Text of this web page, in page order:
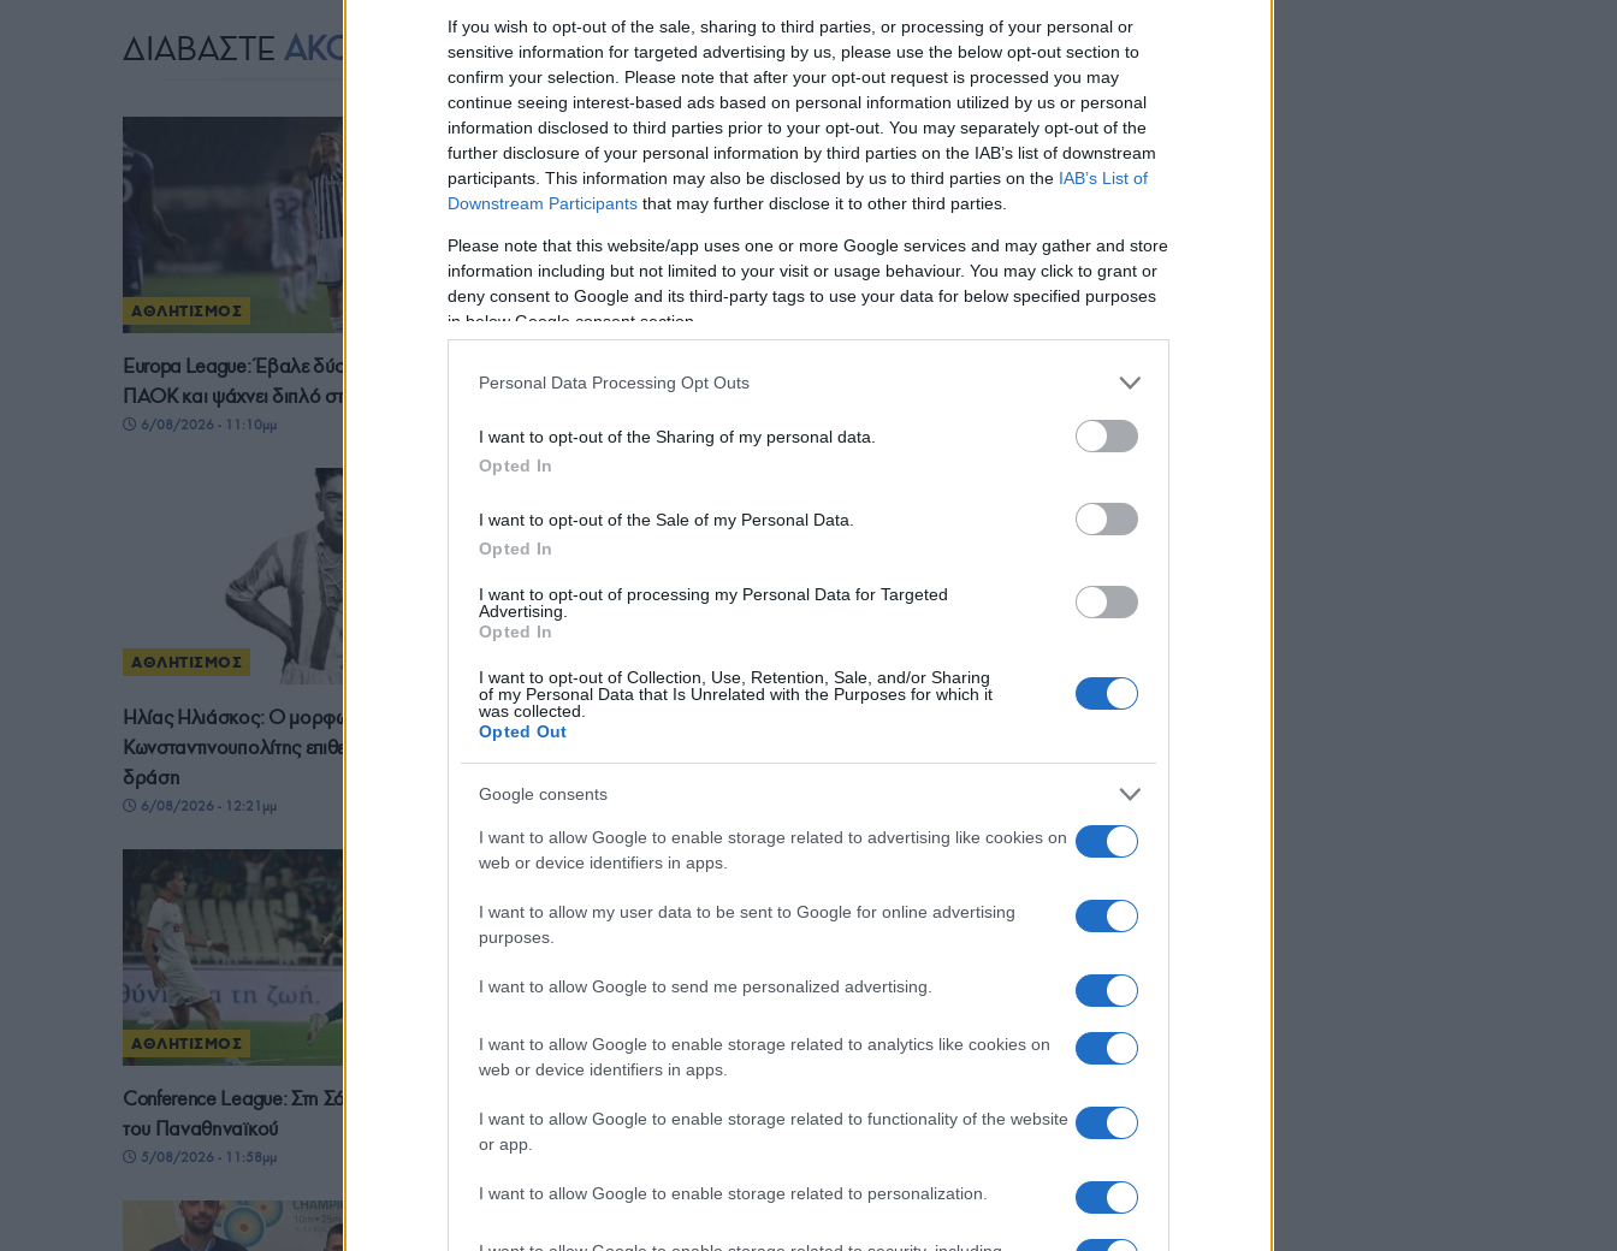
If you wish to opt-out of the sale, sharing to third parties, or processing of your personal or
sensitive information for targeted advertising by us, please use the below opt-out section to
confirm your selection. Please note that after your opt-out request is processed you may
continue seeing interest-based ads based on personal information utilized by us or personal
information disclosed to third parties prior to your opt-out. You may separately opt-out of the
further disclosure of your personal information by third parties on the IAB’s list of downstream
participants. This information may also be disclosed by us to third parties on the IAB’s List of
Downstream Participants that may further disclose it to other third parties.
Please note that this website/app uses one or more Google services and may gather and store
information including but not limited to your visit or usage behaviour. You may click to grant or
deny consent to Google and its third-party tags to use your data for below specified purposes
in below Google consent section.
Personal Data Processing Opt Outs
I want to opt-out of the Sharing of my personal data.
Opted In
I want to opt-out of the Sale of my Personal Data.
Opted In
I want to opt-out of processing my Personal Data for Targeted
Advertising.
Opted In
I want to opt-out of Collection, Use, Retention, Sale, and/or Sharing
of my Personal Data that Is Unrelated with the Purposes for which it
was collected.
Opted Out
Google consents
I want to allow Google to enable storage related to advertising like cookies on
web or device identifiers in apps.
I want to allow my user data to be sent to Google for online advertising
purposes.
I want to allow Google to send me personalized advertising.
I want to allow Google to enable storage related to analytics like cookies on
web or device identifiers in apps.
I want to allow Google to enable storage related to functionality of the website
or app.
I want to allow Google to enable storage related to personalization.
ΔΙΑΒΑΣΤΕ ΑΚΟΜΗ
ΑΘΛΗΤΙΣΜΟΣ
Europa League: Έβαλε δύσκολα στον εαυτό του ο
ΠΑΟΚ και ψάχνει διπλό στις Βρυξέλλες
6/08/2026 - 11:10μμ
ΑΘΛΗΤΙΣΜΟΣ
και Ουγγαρία, αλλά την «έκοψε» ο αλγόριθμος
ΑΘΛΗΤΙΣΜΟΣ
Ηλίας Ηλιάσκος: Ο μορφωμένος
Κωνσταντινουπολίτης επιθετικός με την αντιστασιακή
δράση
6/08/2026 - 12:21μμ
ΑΘΛΗΤΙΣΜΟΣ
Conference League: Στη Σόφια θα κριθεί η πρόκριση
του Παναθηναϊκού
5/08/2026 - 11:58μμ
ΑΘΛΗΤΙΣΜΟΣ
του Μόντρεαλ